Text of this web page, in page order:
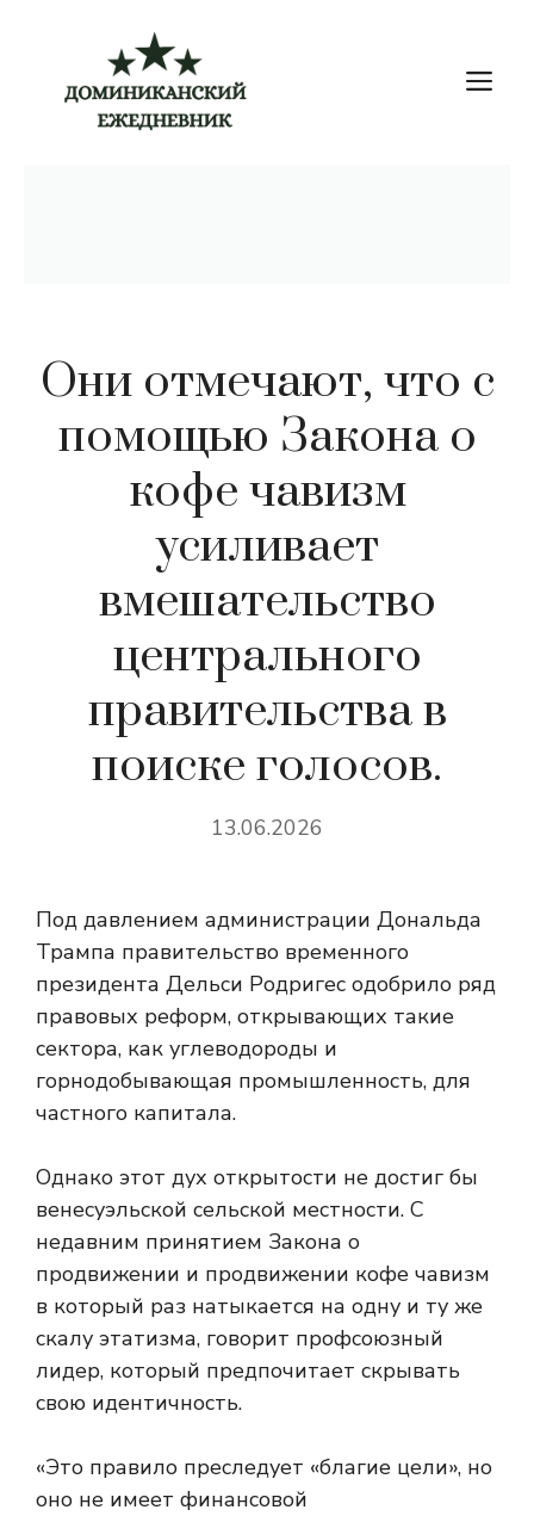
содержимому
Они отмечают, что с
помощью Закона о
кофе чавизм
усиливает
вмешательство
центрального
правительства в
поиске голосов.
13.06.2026
Под давлением администрации Дональда
Трампа правительство временного
президента Дельси Родригес одобрило ряд
правовых реформ, открывающих такие
сектора, как углеводороды и
горнодобывающая промышленность, для
частного капитала.
Однако этот дух открытости не достиг бы
венесуэльской сельской местности. С
недавним принятием Закона о
продвижении и продвижении кофе чавизм
в который раз натыкается на одну и ту же
скалу этатизма, говорит профсоюзный
лидер, который предпочитает скрывать
свою идентичность.
«Это правило преследует «благие цели», но
оно не имеет финансовой